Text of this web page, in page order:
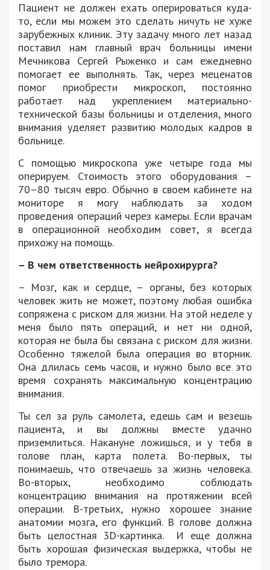
Пациент не должен ехать оперироваться куда-
то, если мы можем это сделать ничуть не хуже
зарубежных клиник. Эту задачу много лет назад
поставил нам главный врач больницы имени
Мечникова Сергей Рыженко и сам ежедневно
помогает ее выполнять. Так, через меценатов
помог приобрести микроскоп, постоянно
работает над укреплением материально-
технической базы больницы и отделения, много
внимания уделяет развитию молодых кадров в
больнице.
С помощью микроскопа уже четыре года мы
оперируем. Стоимость этого оборудования –
70–80 тысяч евро. Обычно в своем кабинете на
мониторе я могу наблюдать за ходом
проведения операций через камеры. Если врачам
в операционной необходим совет, я всегда
прихожу на помощь.
– В чем ответственность нейрохирурга?
– Мозг, как и сердце, – органы, без которых
человек жить не может, поэтому любая ошибка
сопряжена с риском для жизни. На этой неделе у
меня было пять операций, и нет ни одной,
которая не была бы связана с риском для жизни.
Особенно тяжелой была операция во вторник.
Она длилась семь часов, и нужно было все это
время сохранять максимальную концентрацию
внимания.
Ты сел за руль самолета, едешь сам и везешь
пациента, и вы должны вместе удачно
приземлиться. Накануне ложишься, и у тебя в
голове план, карта полета. Во-первых, ты
понимаешь, что отвечаешь за жизнь человека.
Во-вторых, необходимо соблюдать
концентрацию внимания на протяжении всей
операции. В-третьих, нужно хорошее знание
анатомии мозга, его функций. В голове должна
быть целостная 3D-картинка. И еще должна
быть хорошая физическая выдержка, чтобы не
было тремора.